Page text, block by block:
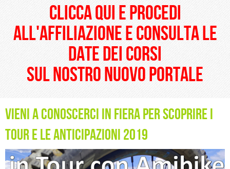
clicca qui e procedi
all'affiliazione e consulta le
date dei corsi
sul nostro nuovo portale
VIENI A CONOSCERCI IN FIERA PER SCOPRIRE I
TOUR E LE ANTICIPAZIONI 2019